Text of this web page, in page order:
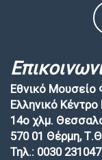
Εθνικό Μουσείο
Ελληνικό
14ο χλμ.
570 01 Θέρμη,
Τηλ.: 0030